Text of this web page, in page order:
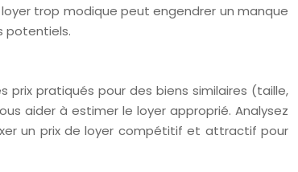
trop modique peut engendrer un manque
potentiels.
pratiqués pour des biens similaires (taille,
aider à estimer le loyer approprié. Analysez
un prix de loyer compétitif et attractif pour